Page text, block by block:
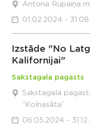
Antona Rupaiņa
01.02.2024 -
Izstāde "No
Kalifornijai"
Sakstagala pagasts
Sakstagala
“Kolnasāta”
06.05.2024 -